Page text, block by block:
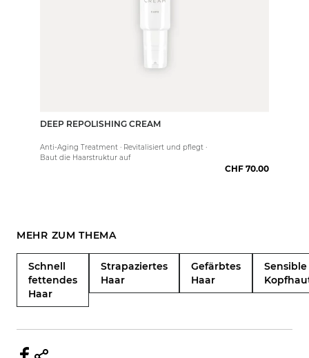
75 ml
DEEP REPOLISHING CREAM
Anti-Aging Treatment · Revitalisiert und pflegt ·
Baut die Haarstruktur auf
CHF 70.00
MEHR ZUM THEMA
Schnell
fettendes
Haar
Strapaziertes
Haar
Gefärbtes
Haar
Sensible